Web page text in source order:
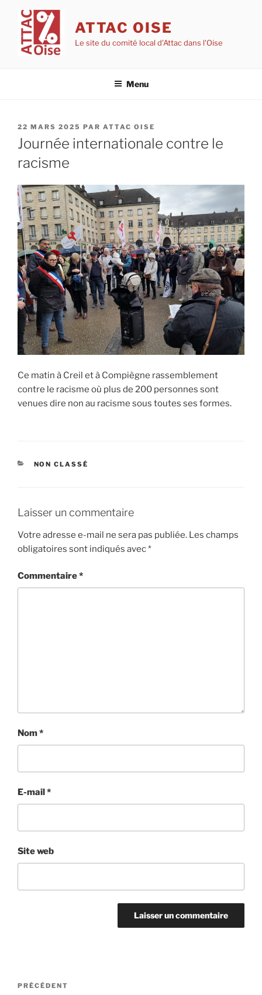
contenu
principal
ATTAC OISE
Le site du comité local d'Attac dans l'Oise
Menu
PUBLIÉ
LE
22 MARS 2025 PAR ATTAC OISE
Journée internationale contre le
racisme
Ce matin à Creil et à Compiègne rassemblement
contre le racisme où plus de 200 personnes sont
venues dire non au racisme sous toutes ses formes.
CATÉGORIES
NON CLASSÉ
Laisser un commentaire
Votre adresse e-mail ne sera pas publiée. Les champs
obligatoires sont indiqués avec*
Commentaire*
Nom*
E-mail*
Site web
Navigation
Article
PRÉCÉDENT